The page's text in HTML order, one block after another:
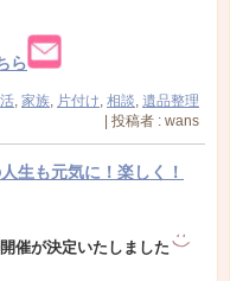
ら
家族 片付け 相談 遺品整理
| 投稿者 : wans
生も元気に！楽しく！
催が決定いたしました